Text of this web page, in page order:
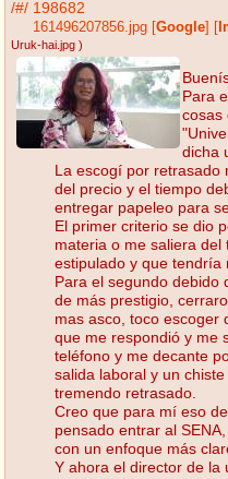
/#/ 198682
161496207856.jpg Google
Uruk-hai.jpg )
Para
cosas
dicha
La escogí por retrasado
del precio y el tiempo
entregar papeleo para
El primer criterio se dio
materia o me saliera
estipulado y que tendría
Para el segundo debido
de más prestigio,
mas asco, toco escoger
que me respondió y me
teléfono y me decante
salida laboral y un
tremendo retrasado.
Creo que para mí eso
pensado entrar al
con un enfoque más
Y ahora el director de la